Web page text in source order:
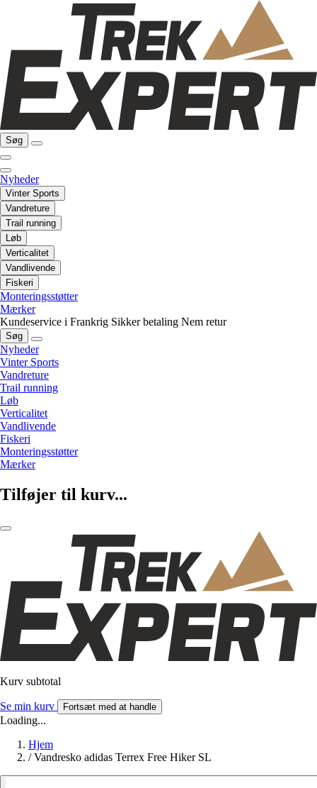
Søg
Nyheder
Vinter Sports
Vandreture
Trail running
Løb
Verticalitet
Vandlivende
Fiskeri
Monteringsstøtter
Mærker
Kundeservice i Frankrig Sikker betaling Nem retur
Søg
Nyheder
Vinter Sports
Vandreture
Trail running
Løb
Verticalitet
Vandlivende
Fiskeri
Monteringsstøtter
Mærker
Tilføjer til kurv...
Kurv subtotal
Se min kurv Fortsæt med at handle
Loading...
Hjem
/ Vandresko adidas Terrex Free Hiker SL